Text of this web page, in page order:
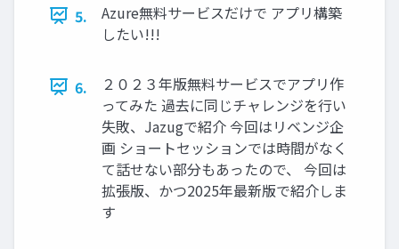
5.
Azure無料サービスだけで アプリ構築
したい!!!
6.
２０２３年版無料サービスでアプリ作
ってみた 過去に同じチャレンジを行い
失敗、Jazugで紹介 今回はリベンジ企
画 ショートセッションでは時間がなく
て話せない部分もあったので、 今回は
拡張版、かつ2025年最新版で紹介しま
す